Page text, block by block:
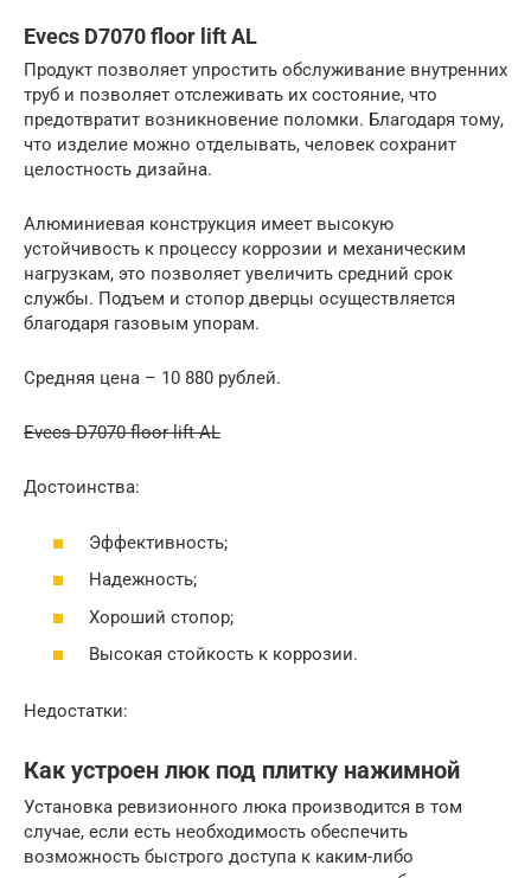
Evecs D7070 floor lift AL
Продукт позволяет упростить обслуживание внутренних
труб и позволяет отслеживать их состояние, что
предотвратит возникновение поломки. Благодаря тому,
что изделие можно отделывать, человек сохранит
целостность дизайна.
Алюминиевая конструкция имеет высокую
устойчивость к процессу коррозии и механическим
нагрузкам, это позволяет увеличить средний срок
службы. Подъем и стопор дверцы осуществляется
благодаря газовым упорам.
Средняя цена – 10 880 рублей.
Evecs D7070 floor lift AL
Достоинства:
Эффективность;
Надежность;
Хороший стопор;
Высокая стойкость к коррозии.
Недостатки:
Как устроен люк под плитку нажимной
Установка ревизионного люка производится в том
случае, если есть необходимость обеспечить
возможность быстрого доступа к каким-либо